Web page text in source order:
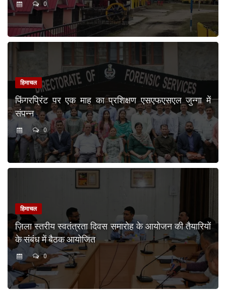
0
हिमाचल
फिंगरप्रिंट पर एक माह का प्रशिक्षण एसएफएसएल जुन्गा में
संपन्न
0
हिमाचल
ज़िला स्तरीय स्वतंत्रता दिवस समारोह के आयोजन की तैयारियों
के संबंध में बैठक आयोजित
0